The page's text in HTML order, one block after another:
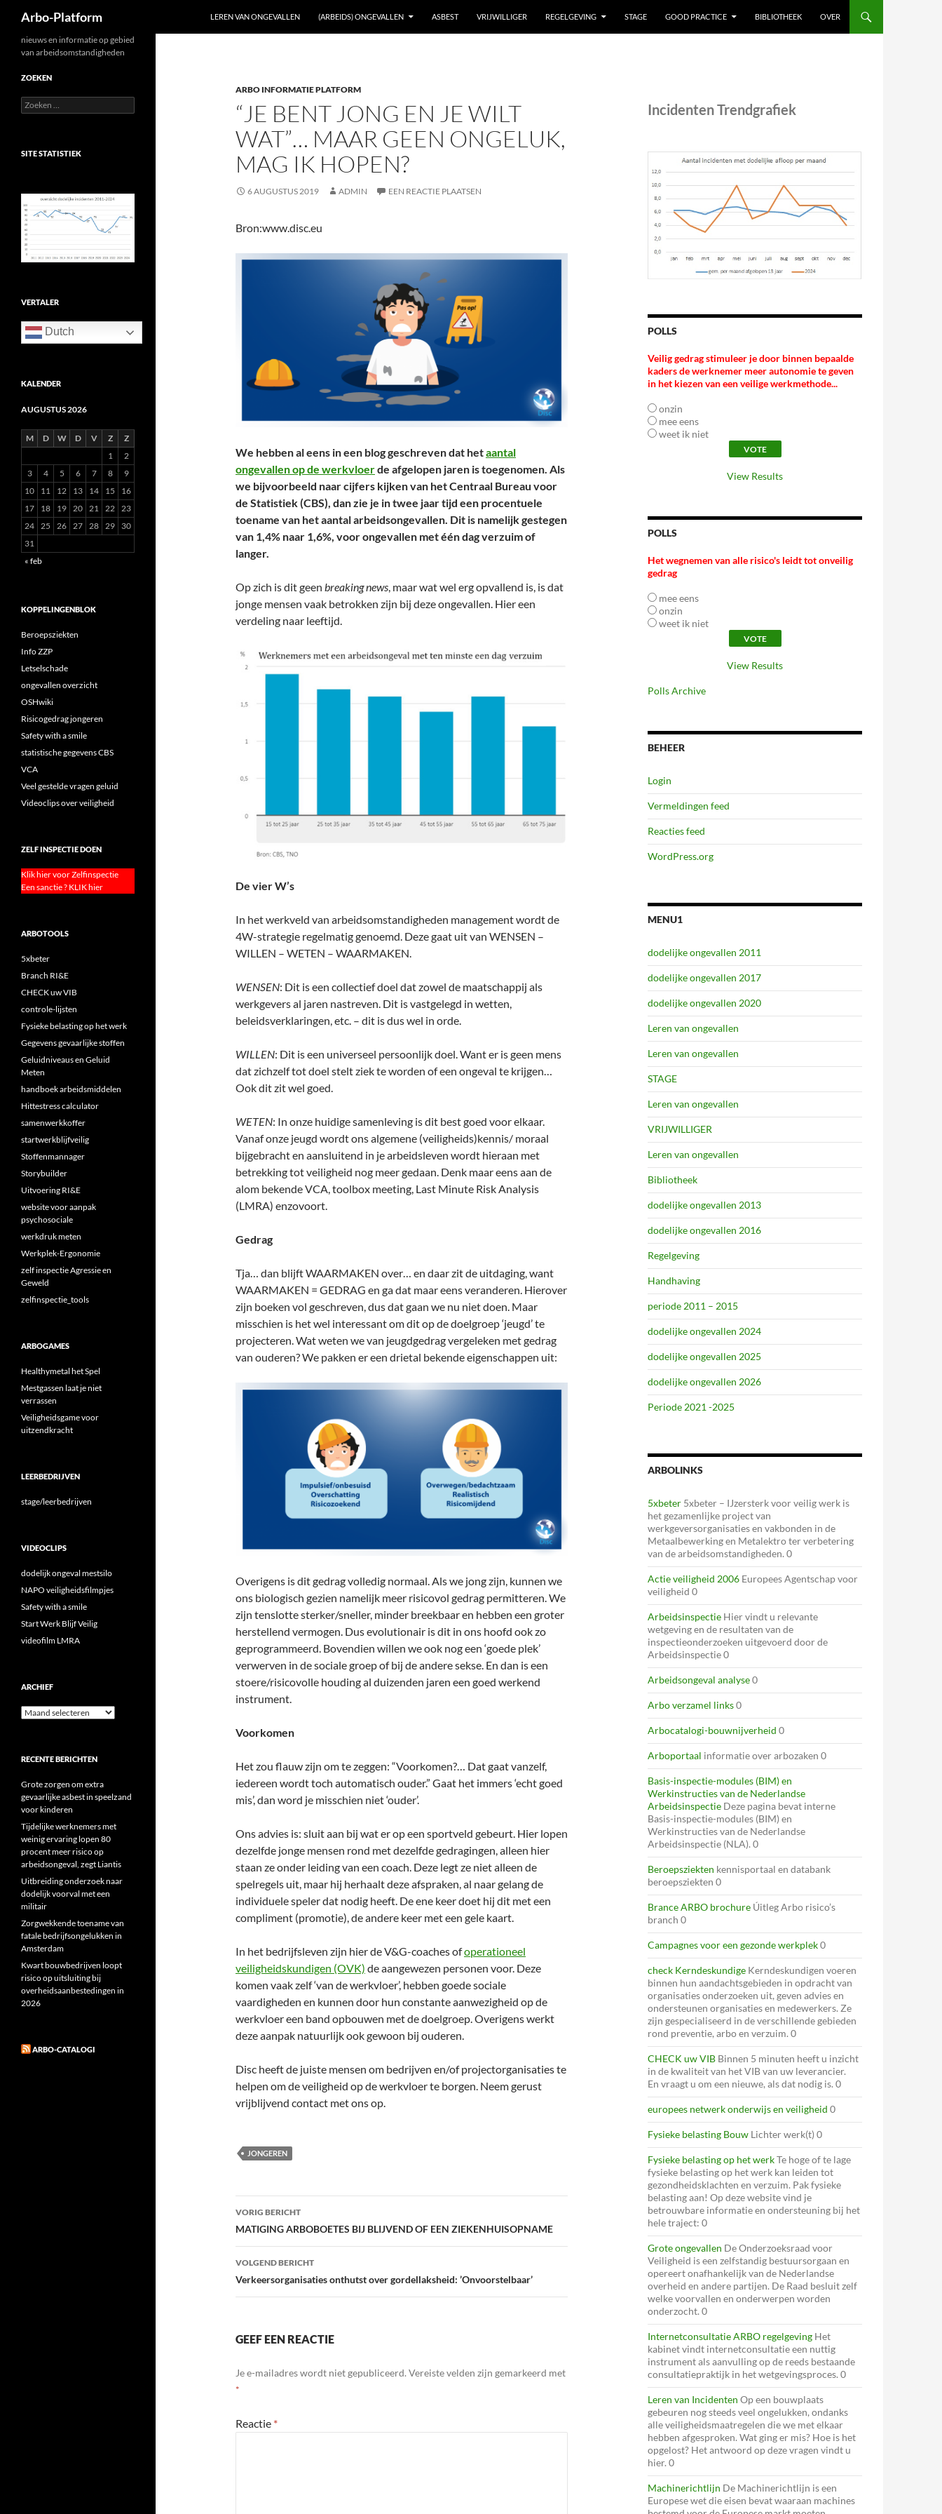
Arbo-Platform LEREN VAN ONGEVALLEN (ARBEIDS) ONGEVALLEN ASBEST VRIJWILLIGER REGELGEVING STAGE GOOD PRACTICE BIBLIOTHEEK OVER
ARBO INFORMATIE PLATFORM
“JE BENT JONG EN JE WILT
WAT”… MAAR GEEN ONGELUK,
MAG IK HOPEN?
6 AUGUSTUS 2019 ADMIN EEN REACTIE PLAATSEN
Bron:www.disc.eu
We hebben al eens in een blog geschreven dat hetaantal
ongevallen op de werkvloerde afgelopen jaren is toegenomen. Als
we bijvoorbeeld naar cijfers kijken van het Centraal Bureau voor
de Statistiek (CBS), dan zie je in twee jaar tijd een procentuele
toename van het aantal arbeidsongevallen. Dit is namelijk gestegen
van 1,4% naar 1,6%, voor ongevallen met één dag verzuim of
langer.
Op zich is dit geen breaking news , maar wat wel erg opvallend is, is dat
jonge mensen vaak betrokken zijn bij deze ongevallen. Hier een
verdeling naar leeftijd.
De vier W’s
In het werkveld van arbeidsomstandigheden management wordt de
4W-strategie regelmatig genoemd. Deze gaat uit van WENSEN –
WILLEN – WETEN – WAARMAKEN.
WENSEN: Dit is een collectief doel dat zowel de maatschappij als
werkgevers al jaren nastreven. Dit is vastgelegd in wetten,
beleidsverklaringen, etc. – dit is dus wel in orde.
WILLEN: Dit is een universeel persoonlijk doel. Want er is geen mens
dat zichzelf tot doel stelt ziek te worden of een ongeval te krijgen…
Ook dit zit wel goed.
WETEN: In onze huidige samenleving is dit best goed voor elkaar.
Vanaf onze jeugd wordt ons algemene (veiligheids)kennis/ moraal
bijgebracht en aansluitend in je arbeidsleven wordt hieraan met
betrekking tot veiligheid nog meer gedaan. Denk maar eens aan de
alom bekende VCA, toolbox meeting, Last Minute Risk Analysis
(LMRA) enzovoort.
Gedrag
Tja… dan blijft WAARMAKEN over… en daar zit de uitdaging, want
WAARMAKEN = GEDRAG en ga dat maar eens veranderen. Hierover
zijn boeken vol geschreven, dus dat gaan we nu niet doen. Maar
misschien is het wel interessant om dit op de doelgroep ‘jeugd’ te
projecteren. Wat weten we van jeugdgedrag vergeleken met gedrag
van ouderen? We pakken er een drietal bekende eigenschappen uit:
Overigens is dit gedrag volledig normaal. Als we jong zijn, kunnen we
ons biologisch gezien namelijk meer risicovol gedrag permitteren. We
zijn tenslotte sterker/sneller, minder breekbaar en hebben een groter
herstellend vermogen. Dus evolutionair is dit in ons hoofd ook zo
geprogrammeerd. Bovendien willen we ook nog een ‘goede plek’
verwerven in de sociale groep of bij de andere sekse. En dan is een
stoere/risicovolle houding al duizenden jaren een goed werkend
instrument.
Voorkomen
Het zou flauw zijn om te zeggen: “Voorkomen?… Dat gaat vanzelf,
iedereen wordt toch automatisch ouder.” Gaat het immers ‘echt goed
mis’, dan word je misschien niet ‘ouder’.
Ons advies is: sluit aan bij wat er op een sportveld gebeurt. Hier lopen
dezelfde jonge mensen rond met dezelfde gedragingen, alleen hier
staan ze onder leiding van een coach. Deze legt ze niet alleen de
spelregels uit, maar hij herhaalt deze afspraken, al naar gelang de
individuele speler dat nodig heeft. De ene keer doet hij dit met een
compliment (promotie), de andere keer met een gele kaart.
In het bedrijfsleven zijn hier de V&G-coaches ofoperationeel
veiligheidskundigen (OVK) de aangewezen personen voor. Deze
komen vaak zelf ‘van de werkvloer’, hebben goede sociale
vaardigheden en kunnen door hun constante aanwezigheid op de
werkvloer een band opbouwen met de doelgroep. Overigens werkt
deze aanpak natuurlijk ook gewoon bij ouderen.
Disc heeft de juiste mensen om bedrijven en/of projectorganisaties te
helpen om de veiligheid op de werkvloer te borgen. Neem gerust
vrijblijvend contact met ons op.
JONGEREN
Bericht
navigatie
VORIG BERICHT
MATIGING ARBOBOETES BIJ BLIJVEND OF EEN ZIEKENHUISOPNAME
VOLGEND BERICHT
Verkeersorganisaties onthutst over gordellaksheid: ’Onvoorstelbaar’
GEEF EEN REACTIE
Je e-mailadres wordt niet gepubliceerd. Vereiste velden zijn gemarkeerd met
*
Reactie *
Incidenten Trendgrafiek
POLLS
Veilig gedrag stimuleer je door binnen bepaalde
kaders de werknemer meer autonomie te geven
in het kiezen van een veilige werkmethode...
onzin
mee eens
weet ik niet
View Results
POLLS
Het wegnemen van alle risico's leidt tot onveilig
gedrag
mee eens
onzin
weet ik niet
View Results
Polls Archive
BEHEER
Login
Vermeldingen feed
Reacties feed
WordPress.org
MENU1
dodelijke ongevallen 2011
dodelijke ongevallen 2017
dodelijke ongevallen 2020
Leren van ongevallen
Leren van ongevallen
STAGE
Leren van ongevallen
VRIJWILLIGER
Leren van ongevallen
Bibliotheek
dodelijke ongevallen 2013
dodelijke ongevallen 2016
Regelgeving
Handhaving
periode 2011 – 2015
dodelijke ongevallen 2024
dodelijke ongevallen 2025
dodelijke ongevallen 2026
Periode 2021 -2025
ARBOLINKS
5xbeter 5xbeter – IJzersterk voor veilig werk is
het gezamenlijke project van
werkgeversorganisaties en vakbonden in de
Metaalbewerking en Metalektro ter verbetering
van de arbeidsomstandigheden. 0
Actie veiligheid 2006 Europees Agentschap voor
veiligheid 0
Arbeidsinspectie Hier vindt u relevante
wetgeving en de resultaten van de
inspectieonderzoeken uitgevoerd door de
Arbeidsinspectie 0
Arbeidsongeval analyse0
Arbo verzamel links0
Arbocatalogi-bouwnijverheid 0
Arboportaal informatie over arbozaken 0
Basis-inspectie-modules (BIM) en
Werkinstructies van de Nederlandse
Arbeidsinspectie Deze pagina bevat interne
Basis-inspectie-modules (BIM) en
Werkinstructies van de Nederlandse
Arbeidsinspectie (NLA). 0
Beroepsziekten kennisportaal en databank
beroepsziekten 0
Brance ARBO brochure Úitleg Arbo risico’s
branch 0
Campagnes voor een gezonde werkplek0
check Kerndeskundige Kerndeskundigen voeren
binnen hun aandachtsgebieden in opdracht van
organisaties onderzoeken uit, geven advies en
ondersteunen organisaties en medewerkers. Ze
zijn gespecialiseerd in de verschillende gebieden
rond preventie, arbo en verzuim. 0
CHECK uw VIB Binnen 5 minuten heeft u inzicht
in de kwaliteit van het VIB van uw leverancier.
En vraagt u om een nieuwe, als dat nodig is. 0
europees netwerk onderwijs en veiligheid 0
Fysieke belasting Bouw Lichter werk(t) 0
Fysieke belasting op het werkTe hoge of te lage
fysieke belasting op het werk kan leiden tot
gezondheidsklachten en verzuim. Pak fysieke
belasting aan! Op deze website vind je
betrouwbare informatie en ondersteuning bij het
hele traject: 0
Grote ongevallen De Onderzoeksraad voor
Veiligheid is een zelfstandig bestuursorgaan en
opereert onafhankelijk van de Nederlandse
overheid en andere partijen. De Raad besluit zelf
welke voorvallen en onderwerpen worden
onderzocht. 0
Internetconsultatie ARBO regelgeving Het
kabinet vindt internetconsultatie een nuttig
instrument als aanvulling op de reeds bestaande
consultatiepraktijk in het wetgevingsproces. 0
Leren van Incidenten Op een bouwplaats
gebeuren nog steeds veel ongelukken, ondanks
alle veiligheidsmaatregelen die we met elkaar
hebben afgesproken. Wat ging er mis? Hoe is het
opgelost? Het antwoord op deze vragen vindt u
hier. 0
Machinerichtlijn De Machinerichtlijn is een
Europese wet die eisen bevat waaraan machines
nieuws en informatie op gebied
van arbeidsomstandigheden
ZOEKEN
Zoeken
naar:
SITE STATISTIEK
VERTALER
Dutch
KALENDER
AUGUSTUS 2026
M D W D V Z
Z
1
2
3
4 5 6 7 8
9
10
11 12 13 14 15
16
17
18 19 20 21 22
23
24
25 26 27 28 29
30
31
« feb
KOPPELINGENBLOK
Beroepsziekten
Info ZZP
Letselschade
ongevallen overzicht
OSHwiki
Risicogedrag jongeren
Safety with a smile
statistische gegevens CBS
VCA
Veel gestelde vragen geluid
Videoclips over veiligheid
ZELF INSPECTIE DOEN
Klik hier voor Zelfinspectie
Een sanctie ? KLIK hier
ARBOTOOLS
5xbeter
Branch RI&E
CHECK uw VIB
controle-lijsten
Fysieke belasting op het werk
Gegevens gevaarlijke stoffen
Geluidniveaus en Geluid
Meten
handboek arbeidsmiddelen
Hittestress calculator
samenwerkkoffer
startwerkblijfveilig
Stoffenmannager
Storybuilder
Uitvoering RI&E
website voor aanpak
psychosociale
werkdruk meten
Werkplek-Ergonomie
zelf inspectie Agressie en
Geweld
zelfinspectie_tools
ARBOGAMES
Healthymetal het Spel
Mestgassen laat je niet
verrassen
Veiligheidsgame voor
uitzendkracht
LEERBEDRIJVEN
stage/leerbedrijven
VIDEOCLIPS
dodelijk ongeval mestsilo
NAPO veiligheidsfilmpjes
Safety with a smile
Start Werk Blijf Veilig
videofilm LMRA
ARCHIEF
Archief
RECENTE BERICHTEN
Grote zorgen om extra
gevaarlijke asbest in speelzand
voor kinderen
Tijdelijke werknemers met
weinig ervaring lopen 80
procent meer risico op
arbeidsongeval, zegt Liantis
Uitbreiding onderzoek naar
dodelijk voorval met een
militair
Zorgwekkende toename van
fatale bedrijfsongelukken in
Amsterdam
Kwart bouwbedrijven loopt
risico op uitsluiting bij
overheidsaanbestedingen in
2026
ARBO-CATALOGI